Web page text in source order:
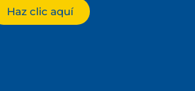
Haz clic aquí